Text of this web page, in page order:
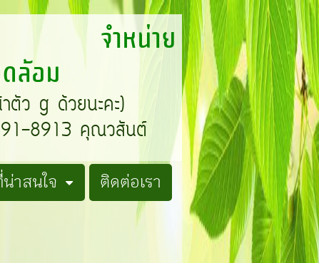
จำหน่าย
ล้อม
าตัว g ด้วยนะคะ)
8913 คุณวสันต์
าสนใจ
ติดต่อเรา